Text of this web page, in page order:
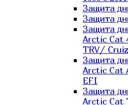
Защита
Защита
Защита
Arctic Cat
TRV/
Защита
Arctic Cat
EFI
Защита
Arctic Cat